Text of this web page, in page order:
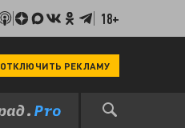
18+
ОТКЛЮЧИТЬ РЕКЛАМУ